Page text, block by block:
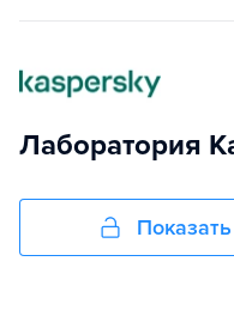
Лаборатория